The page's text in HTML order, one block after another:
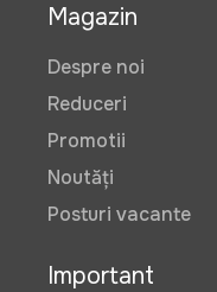
Magazin
Despre noi
Reduceri
Promotii
Noutăți
Posturi vacante
Important